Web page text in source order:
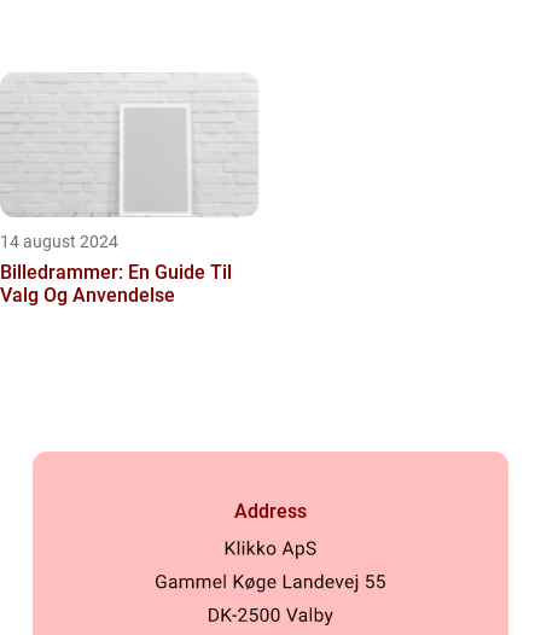
14 august 2024
Billedrammer: En Guide Til
Valg Og Anvendelse
Address